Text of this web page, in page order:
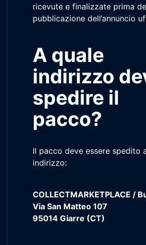
ricevute e finalizzate prima
pubblicazione dell’annuncio
A quale
indirizzo
spedire il
pacco?
Il pacco deve essere spedito
indirizzo:
COLLECTMARKETPLACE /
Via San Matteo 107
95014 Giarre (CT)